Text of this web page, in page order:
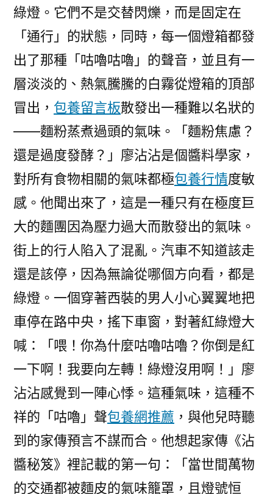
綠燈。它們不是交替閃爍，而是固定在
「通行」的狀態，同時，每一個燈箱都發
出了那種「咕嚕咕嚕」的聲音，並且有一
層淡淡的、熱氣騰騰的白霧從燈箱的頂部
冒出， 包養留言板散發出一種難以名狀的
——麵粉蒸煮過頭的氣味。「麵粉焦慮？
還是過度發酵？」廖沾沾是個醬料學家，
對所有食物相關的氣味都極包養行情度敏
感。他聞出來了，這是一種只有在極度巨
大的麵團因為壓力過大而散發出的氣味。
街上的行人陷入了混亂。汽車不知道該走
還是該停，因為無論從哪個方向看，都是
綠燈。一個穿著西裝的男人小心翼翼地把
車停在路中央，搖下車窗，對著紅綠燈大
喊：「喂！你為什麼咕嚕咕嚕？你倒是紅
一下啊！我要向左轉！綠燈沒用啊！」廖
沾沾感覺到一陣心悸。這種氣味，這種不
祥的「咕嚕」聲包養網推薦 ，與他兒時聽
到的家傳預言不謀而合。他想起家傳《沾
醬秘笈》裡記載的第一句：「當世間萬物
的交通都被麵皮的氣味籠罩，且燈號恒